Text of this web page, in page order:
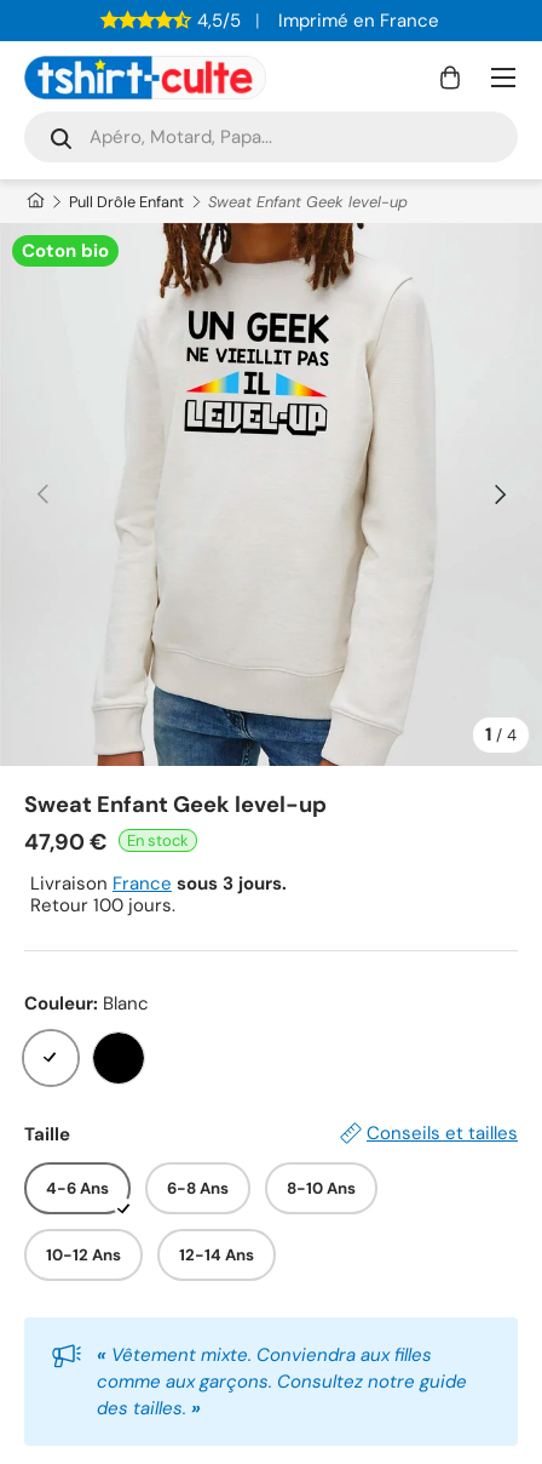
ALLER AU CONTENU
4,5/5 Imprimé en France
Recherche
Rechercher
Panier
Menu
Pull Drôle Enfant Sweat Enfant Geek level-up
Coton bio
PRÉCÉDENT
1 / de
4
Sweat Enfant Geek level-up
47,90 €
Livraison France sous 3 jours.
Retour 100 jours.
Taille Conseils et tailles
4-6 Ans 6-8 Ans 8-10 Ans
10-12 Ans 12-14 Ans
Couleur: Blanc
Blanc Noir
« Vêtement mixte. Conviendra aux filles
comme aux garçons. Consultez notre guide
des tailles. »